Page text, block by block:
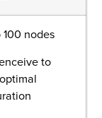
nodes
to